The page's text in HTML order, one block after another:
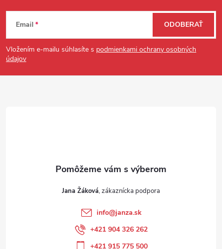
Zápätie
Email
Vložením e-mailu súhlasíte s podmienkami ochrany osobných
údajov
ODOBERAŤ
Jana Žáková
info@janza.sk
+421 904 326 262
+421 915 775 500